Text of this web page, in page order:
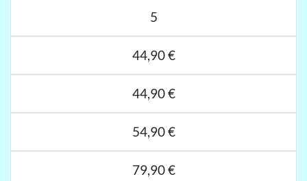
5
44,90 €
44,90 €
54,90 €
79,90 €